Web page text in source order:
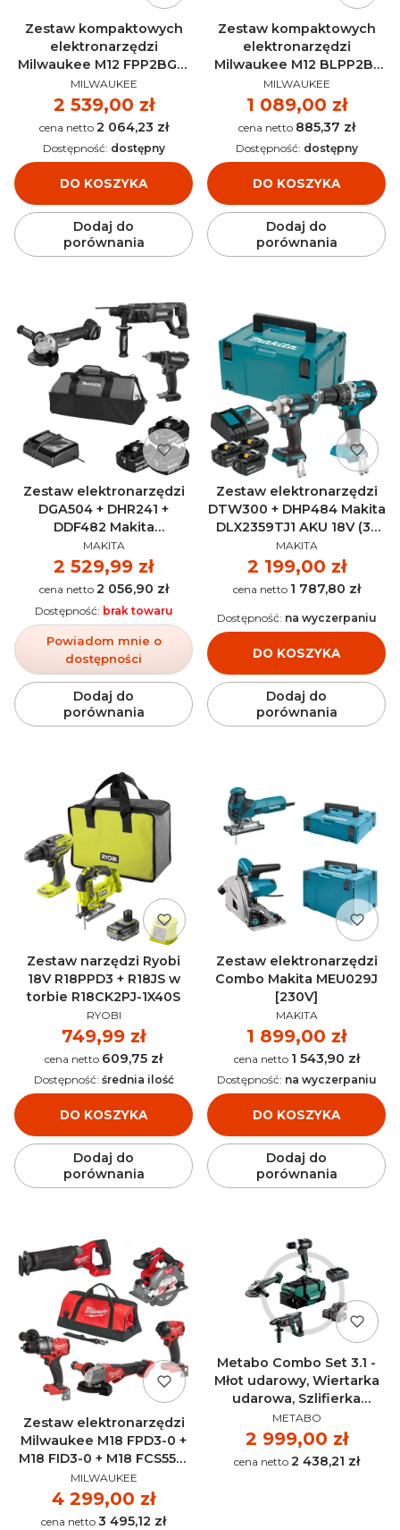
Zestaw kompaktowych
elektronarzędzi
Milwaukee M12 FPP2BG2-
502X AKU 12V (2x 5.0 Ah) -
4933500138
PRODUCENT
MILWAUKEE
Cena
2 539,00 zł
Cena 2 064,23 zł
DO KOSZYKA
Dostępność: dostępny
Dodaj do
porównania
Zestaw kompaktowych
elektronarzędzi
Milwaukee M12 BLPP2B-
422B AKU 12V (2.0 Ah + 4.0
Ah) - 4933500425
PRODUCENT
MILWAUKEE
Cena
1 089,00 zł
Cena 885,37 zł
DO KOSZYKA
Dostępność: dostępny
Dodaj do
porównania
Zestaw elektronarzędzi
DGA504 + DHR241 +
DDF482 Makita
DLX3078TX1 AKU 18V (3x
5.0Ah)
PRODUCENT
MAKITA
Cena
2 529,99 zł
Cena 2 056,90 zł
Powiadom mnie o
dostępności
Dostępność: brak towaru
Dodaj do
porównania
Zestaw elektronarzędzi
DTW300 + DHP484 Makita
DLX2359TJ1 AKU 18V (3x
5.0Ah)
PRODUCENT
MAKITA
Cena
2 199,00 zł
Cena 1 787,80 zł
DO KOSZYKA
Dostępność: na wyczerpaniu
Dodaj do
porównania
Zestaw narzędzi Ryobi
18V R18PPD3 + R18JS w
torbie R18CK2PJ-1X40S
PRODUCENT
RYOBI
Cena
749,99 zł
Cena 609,75 zł
DO KOSZYKA
Dostępność: średnia ilość
Dodaj do
porównania
Zestaw elektronarzędzi
Combo Makita MEU029J
[230V]
PRODUCENT
MAKITA
Cena
1 899,00 zł
Cena 1 543,90 zł
DO KOSZYKA
Dostępność: na wyczerpaniu
Dodaj do
porównania
Zestaw elektronarzędzi
Milwaukee M18 FPD3-0 +
M18 FID3-0 + M18 FCS552-
0 + M18 FSZ-0 +
FSAGV125XPDB-0 AKU 18V
(bez aku)
PRODUCENT
MILWAUKEE
Cena
4 299,00 zł
Cena 3 495,12 zł
Metabo Combo Set 3.1 -
Młot udarowy, Wiertarka
udarowa, Szlifierka
kątowa + 3x akumulator +
ładowarka + torba -
685212000
PRODUCENT
METABO
Cena
2 999,00 zł
Cena 2 438,21 zł